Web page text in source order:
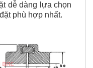
dễ dàng lựa chọn
phù hợp nhất.